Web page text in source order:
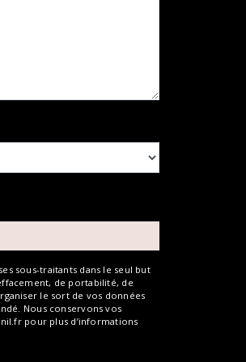
sous-traitants dans le seul but
de portabilité, de
le sort de vos données
Nous conservons vos
pour plus d’informations